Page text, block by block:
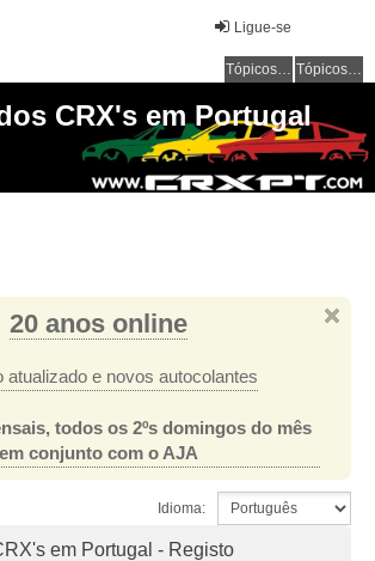
Ligue-se
Tópicos sem resposta Tópicos ativos
CRX's em Portugal
20 anos online
atualizado e novos autocolantes
todos os 2ºs domingos do mês
em conjunto com o AJA
Idioma:
em Portugal - Registo